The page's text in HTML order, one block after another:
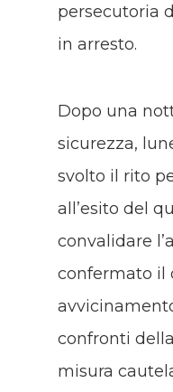
persecutoria
in arresto.
Dopo una
sicurezza,
svolto il rito
all’esito del
convalidare
confermato il
confronti
misura